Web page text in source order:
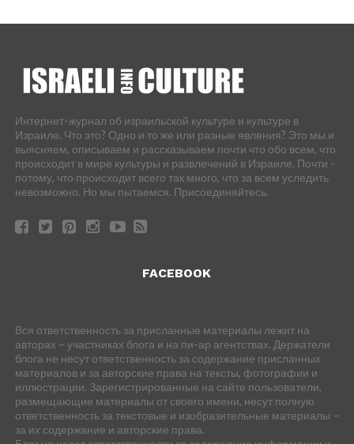
Интернет-журнал об израильской культуре и культуре в
Израиле. Что это? Одно и то же или разные явления? Это мы и
выясняем, описываем и рассказываем почти что обо всем, что
происходит в мире культуры и развлечений в Израиле. Почти -
потому, что происходит всего так много, что за всем уследить
невозможно. Но мы пытаемся. Присоединяйтесь.
FACEBOOK
Вся ответственность за присланные материалы лежит на
авторах – участниках блога и на пи-ар агентствах. Держатели
блога не несут ответственность за содержание присланных
материалов и за авторские права на тексты, фотографии и
иллюстрации. Зарегистрированные на сайте пользователи,
размещающие материалы от своего имени, несут полную
ответственность за текстовые и изобразительные материалы –
за их содержание и авторские права.